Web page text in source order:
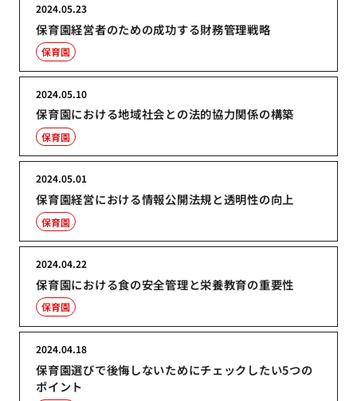
保育園経営者のための成功する財務管理戦略
2024.05.23
保育園
保育園における地域社会との法的協力関係の構築
2024.05.10
保育園
保育園経営における情報公開法規と透明性の向上
2024.05.01
保育園
保育園における食の安全管理と栄養教育の重要性
2024.04.22
保育園
保育園選びで後悔しないためにチェックしたい5つの
ポイント
2024.04.18